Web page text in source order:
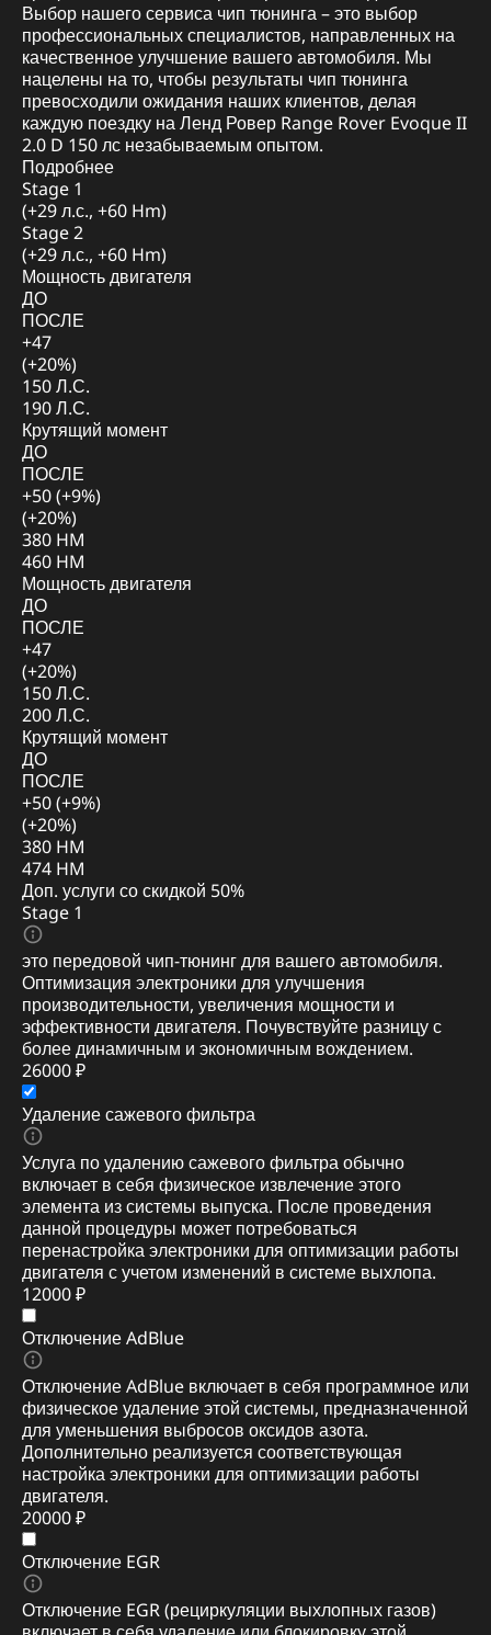
Выбор нашего сервиса чип тюнинга – это выбор
профессиональных специалистов, направленных на
качественное улучшение вашего автомобиля. Мы
нацелены на то, чтобы результаты чип тюнинга
превосходили ожидания наших клиентов, делая
каждую поездку на Ленд Ровер Range Rover Evoque II
2.0 D 150 лс незабываемым опытом.
Подробнее
Stage 1
(+29 л.с., +60 Hm)
Stage 2
(+29 л.с., +60 Hm)
Мощность двигателя
ДО
ПОСЛЕ
+47
(+20%)
150 Л.С.
190 Л.С.
Крутящий момент
ДО
ПОСЛЕ
+50 (+9%)
(+20%)
380 HM
460 HM
Мощность двигателя
ДО
ПОСЛЕ
+47
(+20%)
150 Л.С.
200 Л.С.
Крутящий момент
ДО
ПОСЛЕ
+50 (+9%)
(+20%)
380 HM
474 HM
Доп. услуги со скидкой 50%
Stage 1
это передовой чип-тюнинг для вашего автомобиля.
Оптимизация электроники для улучшения
производительности, увеличения мощности и
эффективности двигателя. Почувствуйте разницу с
более динамичным и экономичным вождением.
26000 ₽
Удаление сажевого фильтра
Услуга по удалению сажевого фильтра обычно
включает в себя физическое извлечение этого
элемента из системы выпуска. После проведения
данной процедуры может потребоваться
перенастройка электроники для оптимизации работы
двигателя с учетом изменений в системе выхлопа.
12000 ₽
Отключение AdBlue
Отключение AdBlue включает в себя программное или
физическое удаление этой системы, предназначенной
для уменьшения выбросов оксидов азота.
Дополнительно реализуется соответствующая
настройка электроники для оптимизации работы
двигателя.
20000 ₽
Отключение EGR
Отключение EGR (рециркуляции выхлопных газов)